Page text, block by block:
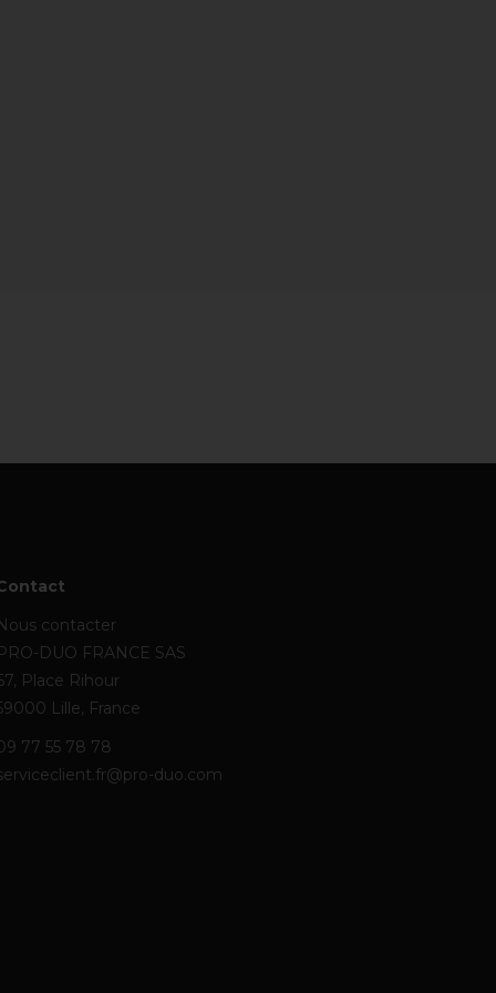
contacter
DUO FRANCE SAS
Place Rihour
Lille, France
77 55 78 78
duo.com